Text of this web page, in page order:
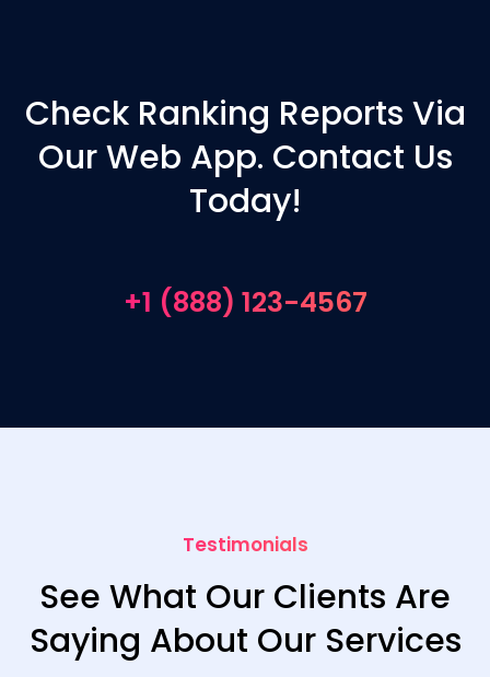
Check Ranking Reports Via
Our Web App. Contact Us
Today!
+1 (888) 123-4567
Testimonials
See What Our Clients Are
Saying About Our Services